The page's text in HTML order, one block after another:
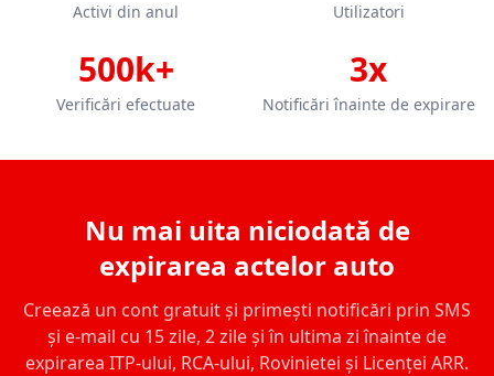
Activi din anul Utilizatori
500k+
Verificări efectuate
3x
Notificări înainte de expirare
Nu mai uita niciodată de
expirarea actelor auto
Creează un cont gratuit și primești notificări prin SMS
și e-mail cu 15 zile, 2 zile și în ultima zi înainte de
expirarea ITP-ului, RCA-ului, Rovinietei și Licenței ARR.